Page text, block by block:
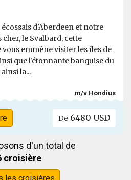
d'Aberdeen et notre
le Svalbard, cette
emmène visiter les îles de
que l'étonnante banquise du
la...
m/v Hondius
De 6480 USD
d'un total de
croisière